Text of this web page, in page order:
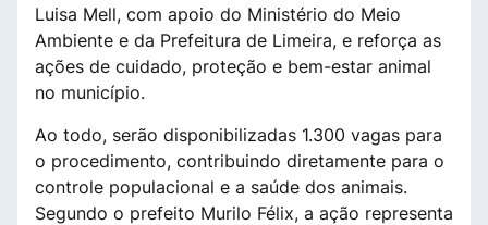
Luisa Mell, com apoio do Ministério do Meio
Ambiente e da Prefeitura de Limeira, e reforça as
ações de cuidado, proteção e bem-estar animal
no município.
Ao todo, serão disponibilizadas 1.300 vagas para
o procedimento, contribuindo diretamente para o
controle populacional e a saúde dos animais.
Segundo o prefeito Murilo Félix, a ação representa